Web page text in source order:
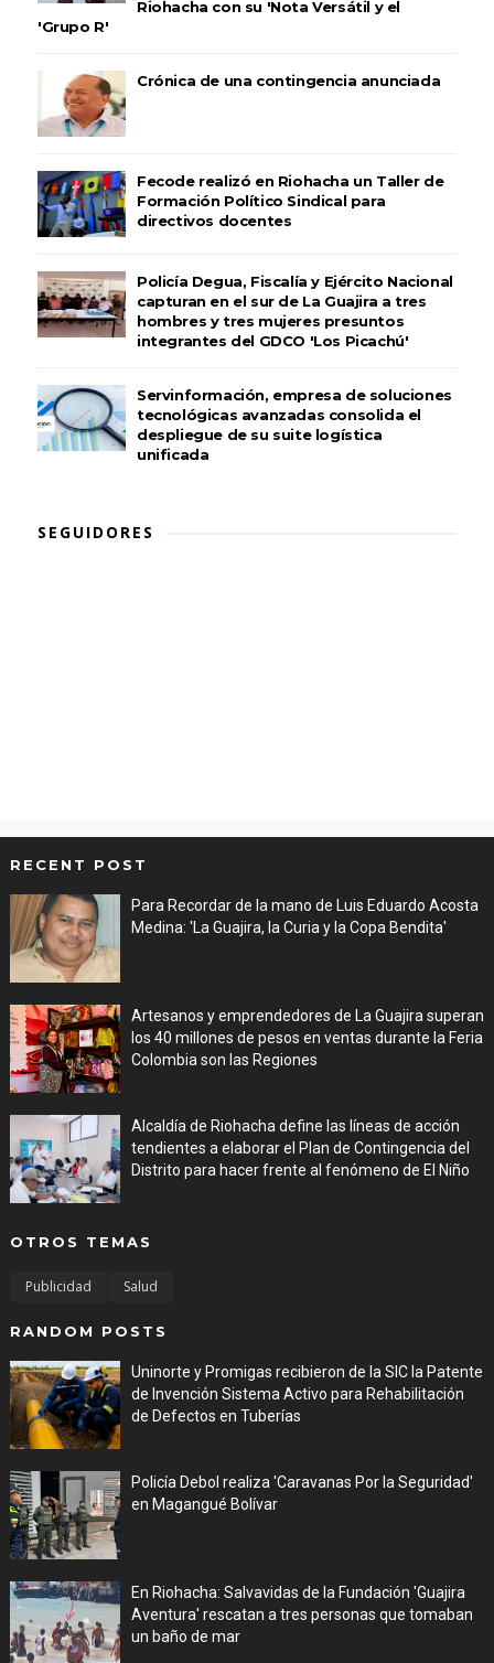
Riohacha con su 'Nota Versátil y el
'Grupo R'
Crónica de una contingencia anunciada
Fecode realizó en Riohacha un Taller de
Formación Político Sindical para
directivos docentes
Policía Degua, Fiscalía y Ejército Nacional
capturan en el sur de La Guajira a tres
hombres y tres mujeres presuntos
integrantes del GDCO 'Los Picachú'
Servinformación, empresa de soluciones
tecnológicas avanzadas consolida el
despliegue de su suite logística
unificada
SEGUIDORES
RECENT POST
Para Recordar de la mano de Luis Eduardo Acosta
Medina: 'La Guajira, la Curia y la Copa Bendita'
Artesanos y emprendedores de La Guajira superan
los 40 millones de pesos en ventas durante la Feria
Colombia son las Regiones
Alcaldía de Riohacha define las líneas de acción
tendientes a elaborar el Plan de Contingencia del
Distrito para hacer frente al fenómeno de El Niño
OTROS TEMAS
Publicidad Salud
RANDOM POSTS
Uninorte y Promigas recibieron de la SIC la Patente
de Invención Sistema Activo para Rehabilitación
de Defectos en Tuberías
Policía Debol realiza 'Caravanas Por la Seguridad'
en Magangué Bolívar
En Riohacha: Salvavidas de la Fundación 'Guajira
Aventura' rescatan a tres personas que tomaban
un baño de mar